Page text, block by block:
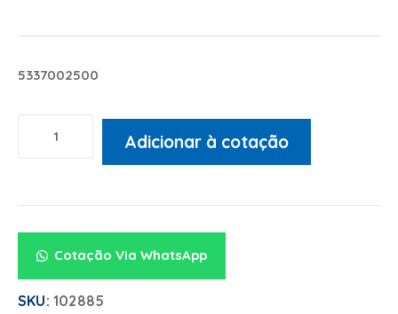
5337002500
Adicionar à cotação
Cotação Via WhatsApp
SKU: 102885